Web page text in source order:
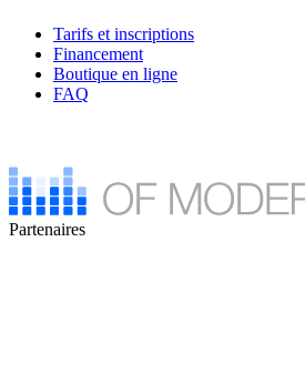
Tarifs et inscriptions
Financement
Boutique en ligne
FAQ
Partenaires